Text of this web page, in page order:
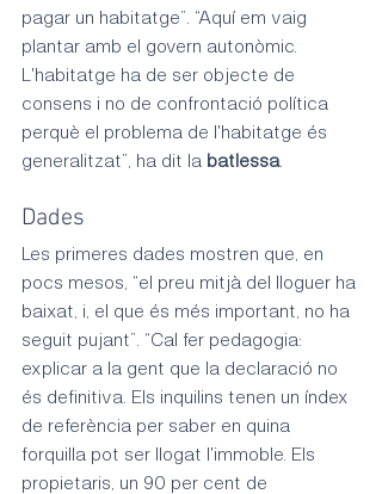
pagar un habitatge”. “Aquí em vaig
plantar amb el govern autonòmic.
L'habitatge ha de ser objecte de
consens i no de confrontació política
perquè el problema de l'habitatge és
generalitzat”, ha dit la batlessa.
Dades
Les primeres dades mostren que, en
pocs mesos, “el preu mitjà del lloguer ha
baixat, i, el que és més important, no ha
seguit pujant”. “Cal fer pedagogia:
explicar a la gent que la declaració no
és definitiva. Els inquilins tenen un índex
de referència per saber en quina
forquilla pot ser llogat l'immoble. Els
propietaris, un 90 per cent de